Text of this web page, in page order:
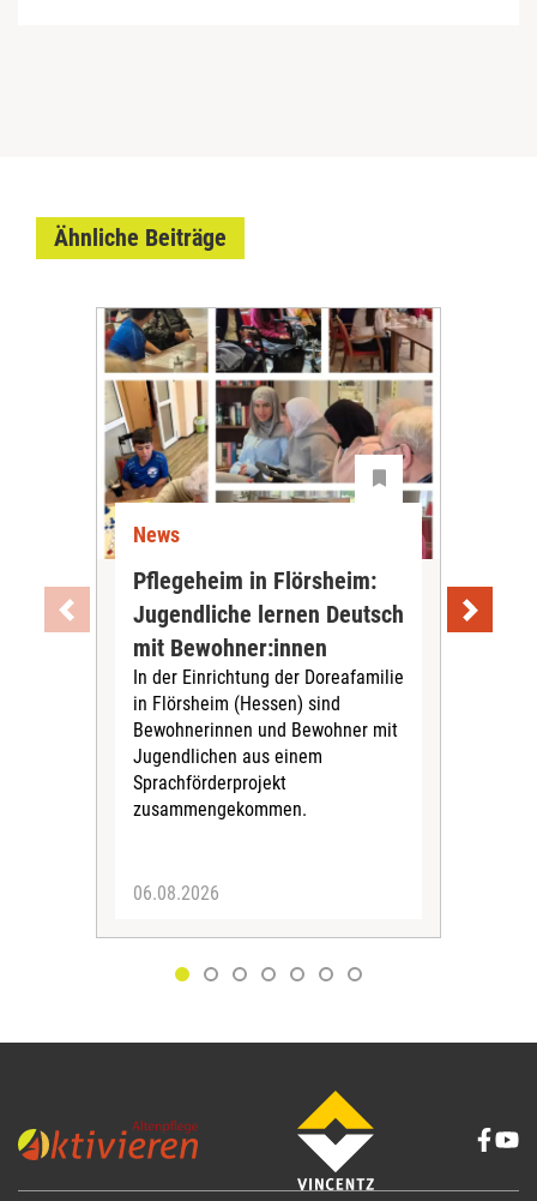
Ähnliche Beiträge
News
Pflegeheim in Flörsheim:
Jugendliche lernen Deutsch
mit Bewohner:innen
In der Einrichtung der Doreafamilie
in Flörsheim (Hessen) sind
Bewohnerinnen und Bewohner mit
Jugendlichen aus einem
Sprachförderprojekt
zusammengekommen.
06.08.2026